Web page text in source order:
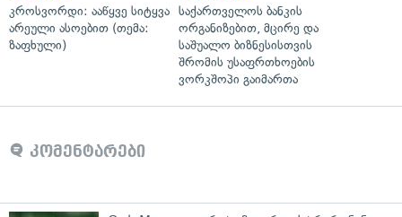
კროსვორდი: ააწყვე სიტყვა
არეული ასოებით (თემა:
ზაფხული)
საქართველოს ბანკის
ორგანიზებით, მცირე და
საშუალო ბიზნესისთვის
შრომის უსაფრთხოების
ვორკშოპი გაიმართა
კომენტარები